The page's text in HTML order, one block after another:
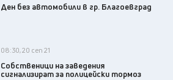
Ден без автомобили в гр. Благоевград
08:30, 20 сеп 21
Собственици на заведения
сигнализират за полицейски тормоз